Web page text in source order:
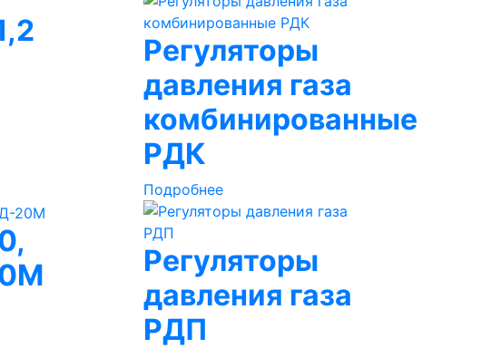
Регуляторы
давления газа
комбинированные
РДК
Подробнее
Регуляторы
давления газа
РДП